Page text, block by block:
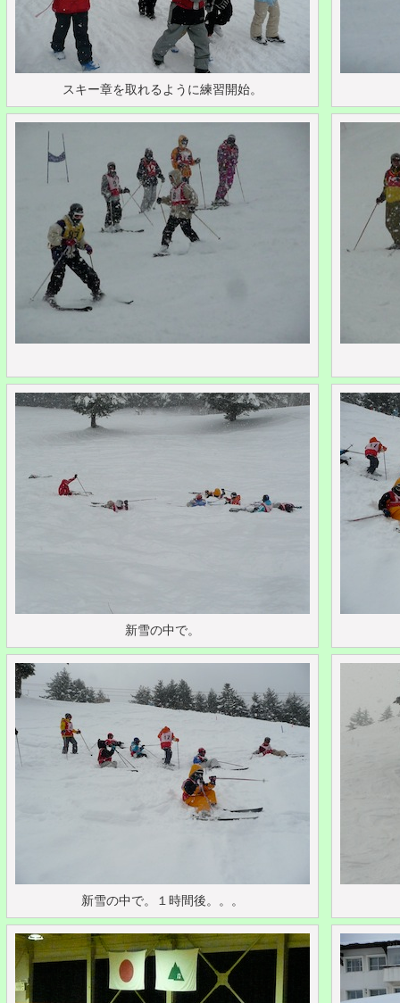
スキー章を取れるように練習開始。
新雪の中で。
新雪の中で。１時間後。。。